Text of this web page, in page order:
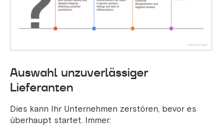
Auswahl unzuverlässiger
Lieferanten
Dies kann Ihr Unternehmen zerstören, bevor es
überhaupt startet. Immer: